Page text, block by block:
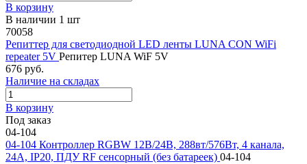
В корзину
В наличии 1 шт
70058
Репиттер для светодиодной LED ленты LUNA CON WiFi
repeater 5V Репитер LUNA WiF 5V
676 руб.
Наличие на складах
В корзину
Под заказ
04-104
04-104 Контроллер RGBW 12В/24В, 288вт/576Вт, 4 канала,
24А, IP20, ПДУ RF сенсорный (без батареек) 04-104